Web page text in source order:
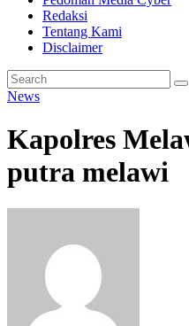
Redaksi
Tentang Kami
Disclaimer
News
Kapolres
putra melawi